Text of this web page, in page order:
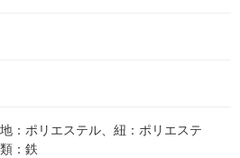
：ポリエステル、紐：ポリエステ
：鉄